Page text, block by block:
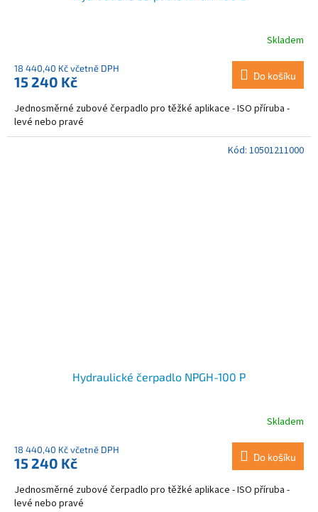
Skladem
18 440,40 Kč včetně DPH
15 240 Kč Do košíku
Jednosměrné zubové čerpadlo pro těžké aplikace - ISO příruba -
levé nebo pravé
Hydraulické čerpadlo NPGH-100 P
Skladem
18 440,40 Kč včetně DPH
15 240 Kč Do košíku
Jednosměrné zubové čerpadlo pro těžké aplikace - ISO příruba -
levé nebo pravé
Kód: 10501211000